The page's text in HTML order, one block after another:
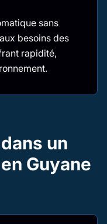
sans
besoins des
rapidité,
un
Guyane